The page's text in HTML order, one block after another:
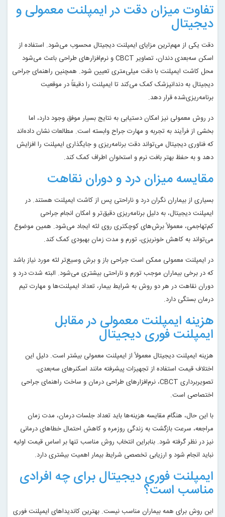
تفاوت میزان دقت در ایمپلنت معمولی و
دیجیتال
دقت یکی از مهم‌ترین مزایای ایمپلنت دیجیتال محسوب می‌شود. استفاده از
اسکن سه‌بعدی دندان، تصاویر CBCT و نرم‌افزارهای طراحی باعث می‌شود
محل کاشت ایمپلنت با دقت میلی‌متری تعیین شود. همچنین راهنمای جراحی
دیجیتال به دندانپزشک کمک می‌کند تا ایمپلنت را دقیقاً در موقعیت
برنامه‌ریزی‌شده قرار دهد.
در روش معمولی نیز امکان دستیابی به نتایج بسیار موفق وجود دارد، اما
بخشی از فرآیند به تجربه و مهارت جراح وابسته است. مطالعات نشان داده‌اند
که فناوری دیجیتال می‌تواند دقت برنامه‌ریزی و جایگذاری ایمپلنت را افزایش
دهد و به حفظ بهتر بافت نرم و استخوان اطراف کمک کند.
مقایسه میزان درد و دوران نقاهت
بسیاری از بیماران نگران درد و ناراحتی پس از کاشت ایمپلنت هستند. در
ایمپلنت دیجیتال، به دلیل برنامه‌ریزی دقیق‌تر و امکان انجام جراحی
کم‌تهاجمی، معمولاً برش‌های کوچکتری روی لثه ایجاد می‌شود. همین موضوع
می‌تواند به کاهش خونریزی، تورم و مدت زمان بهبودی کمک کند.
در ایمپلنت معمولی ممکن است جراحی باز و برش وسیع‌تر لثه مورد نیاز باشد
که در برخی بیماران موجب تورم و ناراحتی بیشتری می‌شود. البته شدت درد و
دوران نقاهت در هر دو روش به شرایط بیمار، تعداد ایمپلنت‌ها و مهارت تیم
درمان بستگی دارد.
هزینه ایمپلنت معمولی در مقابل
ایمپلنت فوری دیجیتال
هزینه ایمپلنت دیجیتال معمولاً از ایمپلنت معمولی بیشتر است. دلیل این
اختلاف قیمت استفاده از تجهیزات پیشرفته مانند اسکنرهای سه‌بعدی،
تصویربرداری CBCT، نرم‌افزارهای طراحی درمان و ساخت راهنمای جراحی
اختصاصی است.
با این حال، هنگام مقایسه هزینه‌ها باید تعداد جلسات درمان، مدت زمان
مراجعه، سرعت بازگشت به زندگی روزمره و کاهش احتمال خطاهای درمانی
نیز در نظر گرفته شود. بنابراین انتخاب روش مناسب تنها بر اساس قیمت اولیه
نباید انجام شود و ارزیابی تخصصی شرایط بیمار اهمیت بیشتری دارد.
ایمپلنت فوری دیجیتال برای چه افرادی
مناسب است؟
این روش برای همه بیماران مناسب نیست. بهترین کاندیداهای ایمپلنت فوری